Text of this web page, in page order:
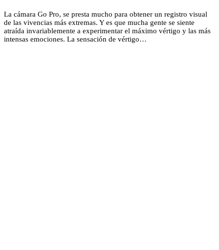
La cámara Go Pro, se presta mucho para obtener un registro visual
de las vivencias más extremas. Y es que mucha gente se siente
atraída invariablemente a experimentar el máximo vértigo y las más
intensas emociones. La sensación de vértigo…